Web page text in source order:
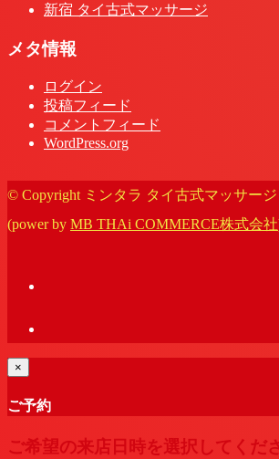
新宿 タイ古式マッサージ
メタ情報
ログイン
投稿フィード
コメントフィード
WordPress.org
© Copyright ミンタラ タイ古式マッサージ
(power by MB THAi COMMERCE株式会社
×
ご予約
ご希望の来店日時を選択してくだ